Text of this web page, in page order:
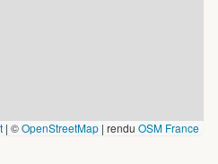
| ©OpenStreetMap | rendu OSM France